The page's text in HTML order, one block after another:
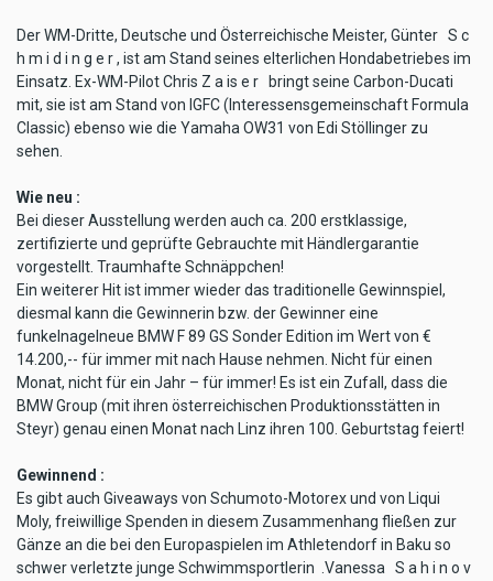
Der WM-Dritte, Deutsche und Österreichische Meister, Günter S c
h m i d i n g e r , ist am Stand seines elterlichen Hondabetriebes im
Einsatz. Ex-WM-Pilot Chris Z a is e r bringt seine Carbon-Ducati
mit, sie ist am Stand von IGFC (Interessensgemeinschaft Formula
Classic) ebenso wie die Yamaha OW31 von Edi Stöllinger zu
sehen.
Wie neu :
Bei dieser Ausstellung werden auch ca. 200 erstklassige,
zertifizierte und geprüfte Gebrauchte mit Händlergarantie
vorgestellt. Traumhafte Schnäppchen!
Ein weiterer Hit ist immer wieder das traditionelle Gewinnspiel,
diesmal kann die Gewinnerin bzw. der Gewinner eine
funkelnagelneue BMW F 89 GS Sonder Edition im Wert von €
14.200,-- für immer mit nach Hause nehmen. Nicht für einen
Monat, nicht für ein Jahr – für immer! Es ist ein Zufall, dass die
BMW Group (mit ihren österreichischen Produktionsstätten in
Steyr) genau einen Monat nach Linz ihren 100. Geburtstag feiert!
Gewinnend :
Es gibt auch Giveaways von Schumoto-Motorex und von Liqui
Moly, freiwillige Spenden in diesem Zusammenhang fließen zur
Gänze an die bei den Europaspielen im Athletendorf in Baku so
schwer verletzte junge Schwimmsportlerin .Vanessa S a h i n o v